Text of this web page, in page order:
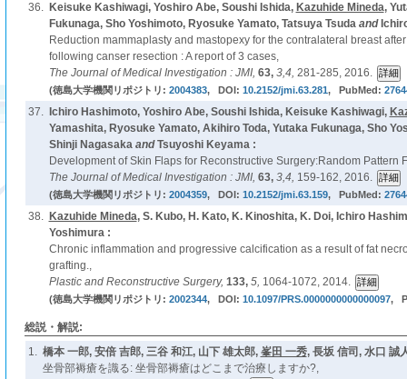
36. Keisuke Kashiwagi, Yoshiro Abe, Soushi Ishida, Kazuhide Mineda,
Fukunaga, Sho Yoshimoto, Ryosuke Yamato, Tatsuya Tsudaand
Reduction mammaplasty and mastopexy for the contralateral breast
following canser resection : A report of 3 cases,
The Journal of Medical Investigation : JMI, 63, 3,4, 281-285, 2016.
(徳島大学機関リポジトリ: 2004383, DOI: 10.2152/jmi.63.281, PubMed:
37. Ichiro Hashimoto, Yoshiro Abe, Soushi Ishida, Keisuke Kashiwagi,
Yamashita, Ryosuke Yamato, Akihiro Toda, Yutaka Fukunaga, Sho
Shinji NagasakaandTsuyoshi Keyama :
Development of Skin Flaps for Reconstructive Surgery:Random Pattern
The Journal of Medical Investigation : JMI, 63, 3,4, 159-162, 2016.
(徳島大学機関リポジトリ: 2004359, DOI: 10.2152/jmi.63.159, PubMed:
38. Kazuhide Mineda, S. Kubo, H. Kato, K. Kinoshita, K. Doi, Ichiro
Yoshimura :
Chronic inflammation and progressive calcification as a result of fat
grafting.,
Plastic and Reconstructive Surgery, 133, 5, 1064-1072, 2014.
(徳島大学機関リポジトリ: 2002344, DOI: 10.1097/PRS.0000000000000097,
総説・解説:
1. 橋本 一郎, 安倍 吉郎, 三谷 和江, 山下 雄太郎, 峯田 一秀, 長坂 信司, 水口 誠
坐骨部褥瘡を識る: 坐骨部褥瘡はどこまで治療しますか?,